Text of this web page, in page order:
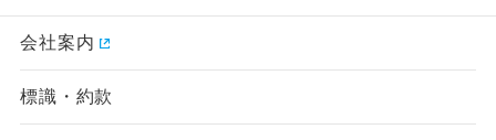
会社案内
標識・約款